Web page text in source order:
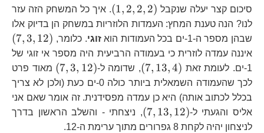
סיכום קצר יעלה שנקבל
\left(1,2,2,2\right)
(1, 2, 2, 2)
. איך כל המשחק הזה עזר
לנו? הנה טענת המחץ: העמדות הלוזריות במשחק הן בדיוק אלו
שבהן מספר ה-1-ים בכל העמודות הוא
זוגי. כלומר, (7,3, 12)
איננה עמדה לוזרית כי בעמודה הרביעית היה מספר אי זוגי של
1-ים. לעומת זאת
\left(7,13,4\right)
(7, 13,4) , שדומה ל- (7, 3, 12)
מאוד פרט
לכך שהעמודה השמאלית ביותר כולה 0-ים כעת (ולכן לא צריך
בכלל לכתוב אותה) היא כן עמדה מפסידנית. זה אומר שאם אני
אליס והגעתי ל-\left(7,13,12\right)
(7, 13, 12)
, ניצחתי - והשלב הראשון בדרך
לניצחון יהיה לקחת 8 גפרורים מתוך ערימת ה-12.